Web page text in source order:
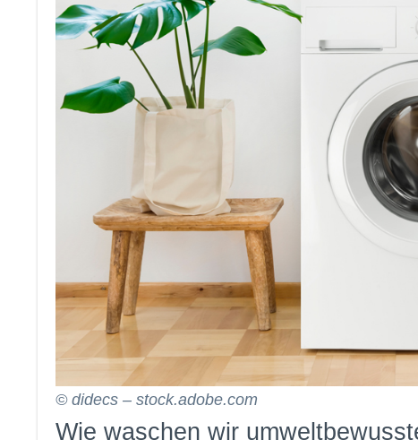
© didecs – stock.adobe.com
Wie waschen wir